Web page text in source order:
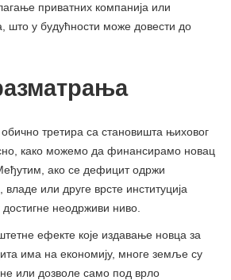
приватних компанија или
што у будућности може довести до
третира са становишта њиховог
како можемо да финансирамо новац
ако се дефицит одржи
владе или друге врсте институција
достигне неодрживи ниво.
ефекте које издавање новца за
има на економију, многе земље су
или дозволе само под врло